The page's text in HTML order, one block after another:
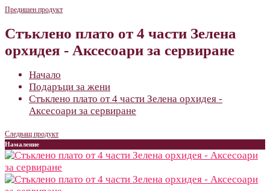
Предишен продукт
Стъклено плато от 4 части Зелена
орхидея - Аксесоари за сервиране
Начало
Подаръци за жени
Стъклено плато от 4 части Зелена орхидея -
Аксесоари за сервиране
Следващ продукт
Намаление